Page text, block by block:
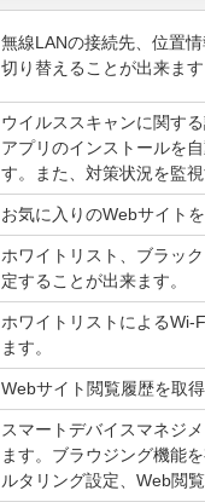
無線LANの接続先、位置
切り替えることが出来ま
ウイルススキャンに関す
アプリのインストールを
す。また、対策状況を監
お気に入りのWebサイト
ホワイトリスト、ブラッ
定することが出来ます。
ホワイトリストによるWi-
ます。
Webサイト閲覧履歴を取
スマートデバイスマネジ
ます。ブラウジング機能
ルタリング設定、Web閲